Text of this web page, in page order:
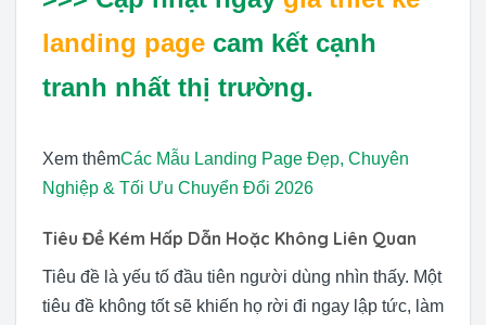
landing page cam kết cạnh
tranh nhất thị trường.
Xem thêmCác Mẫu Landing Page Đẹp, Chuyên
Nghiệp & Tối Ưu Chuyển Đổi 2026
Tiêu Đề Kém Hấp Dẫn Hoặc Không Liên Quan
Tiêu đề là yếu tố đầu tiên người dùng nhìn thấy. Một
tiêu đề không tốt sẽ khiến họ rời đi ngay lập tức, làm